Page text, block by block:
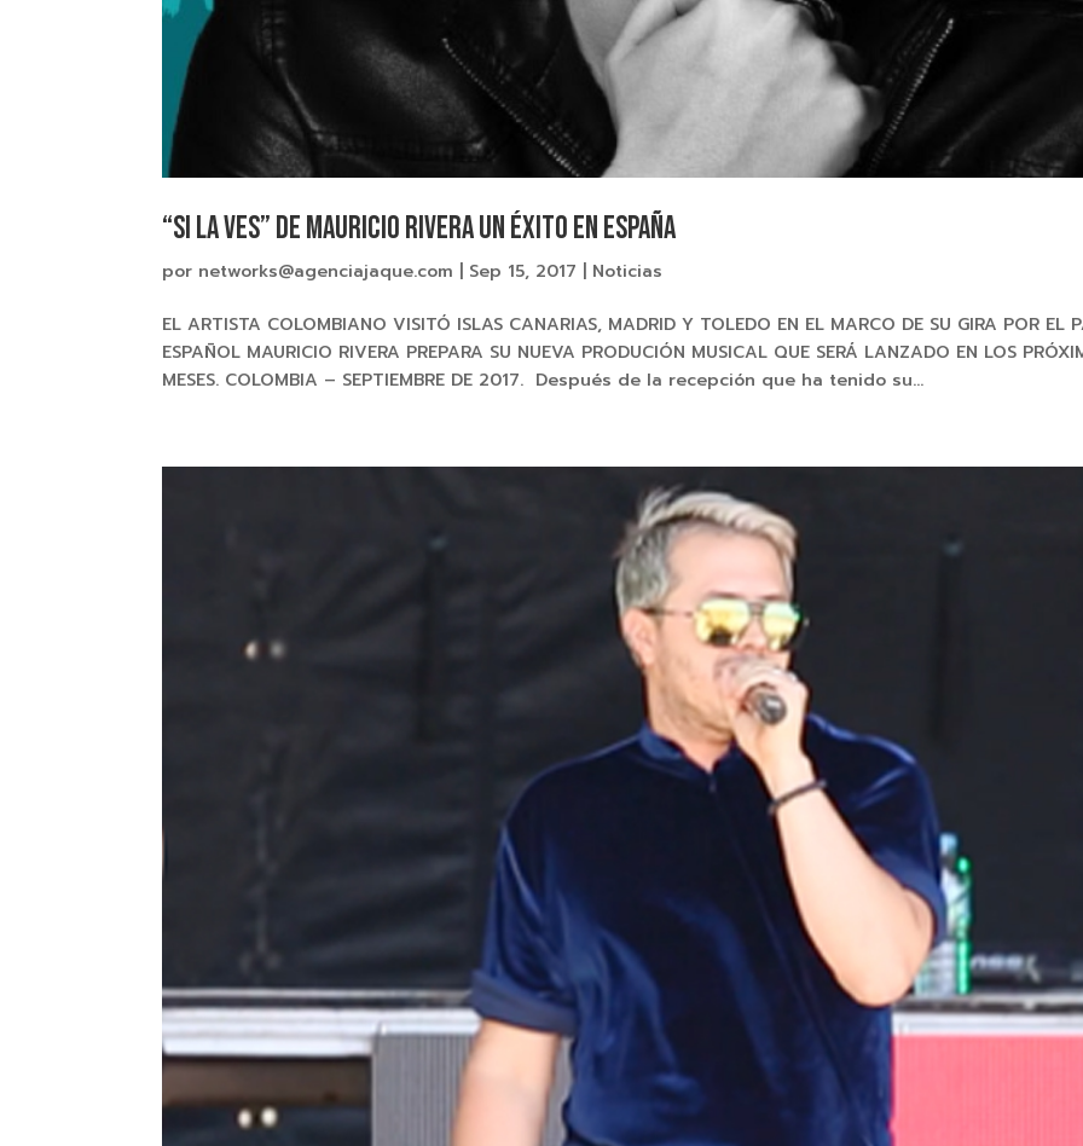
“SI LA VES” De MAURICIO RIVERA un éxito en España
por networks@agenciajaque.com Sep 15, 2017 Noticias
EL ARTISTA COLOMBIANO VISITÓ ISLAS CANARIAS, MADRID Y TOLEDO EN EL MARCO DE SU GIRA POR EL
ESPAÑOL MAURICIO RIVERA PREPARA SU NUEVA PRODUCIÓN MUSICAL QUE SERÁ LANZADO EN LOS
MESES. COLOMBIA – SEPTIEMBRE DE 2017. Después de la recepción que ha tenido su...